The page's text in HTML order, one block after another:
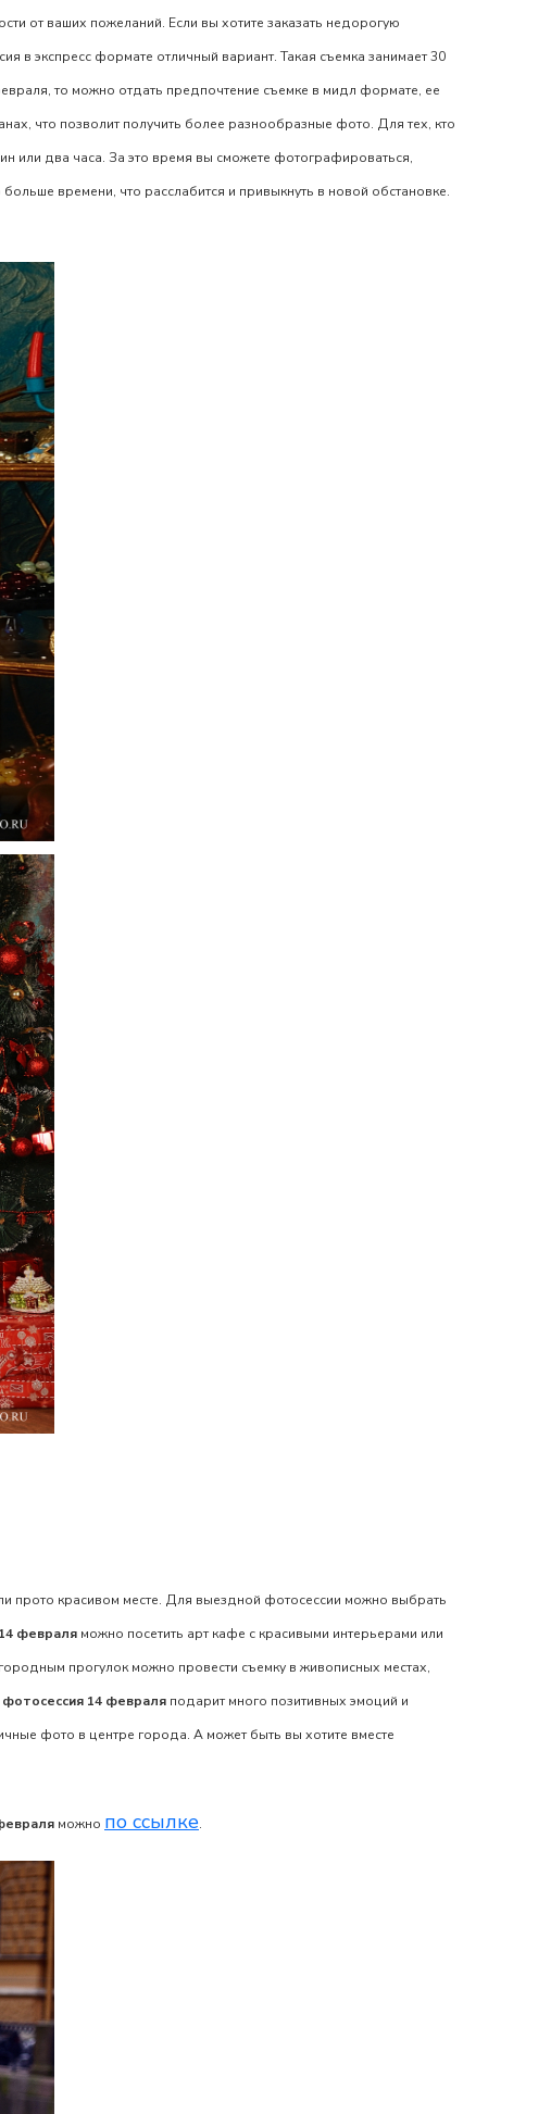
от ваших пожеланий. Если вы хотите заказать недорогую
в экспресс формате отличный вариант. Такая съемка занимает 30
, то можно отдать предпочтение съемке в мидл формате, ее
что позволит получить более разнообразные фото. Для тех, кто
или два часа. За это время вы сможете фотографироваться,
времени, что расслабится и привыкнуть в новой обстановке.
прото красивом месте. Для выездной фотосессии можно выбрать
февраля можно посетить арт кафе с красивыми интерьерами или
прогулок можно провести съемку в живописных местах,
фотосессия 14 февраля подарит много позитивных эмоций и
фото в центре города. А может быть вы хотите вместе
можно по ссылке.